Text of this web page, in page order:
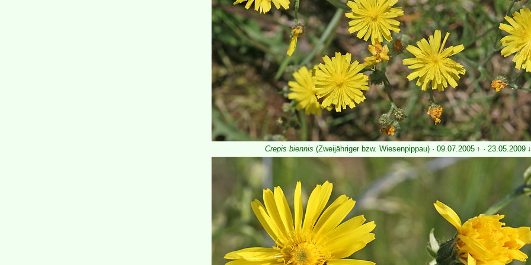
Crepis biennis (Zweijähriger bzw. Wiesenpippau) · 09.07.2005 ↑ · 23.05.2009 ↓